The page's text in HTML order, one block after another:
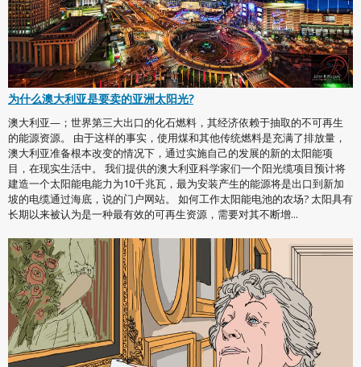
为什么澳大利亚是要卖的亚洲太阳光?
澳大利亚—；世界第三大出口的化石燃料，其经济依赖于抽取的不可再生
的能源资源。 由于这样的事实，使用煤和其他传统燃料是充满了排放量，
澳大利亚准备根本改变的情况下，通过实施自己的发展的新的太阳能项
目，在现实生活中。 我们提供的澳大利亚科学家们一个阳光缆项目预计将
建造一个太阳能电能力为10千兆瓦，最为安装产生的能源将是出口到新加
坡的电缆通过海底，说的门户网站。 如何工作太阳能电池的农场? 太阳具有
长期以来被认为是一种最有效的可再生资源，需要对其不断增...